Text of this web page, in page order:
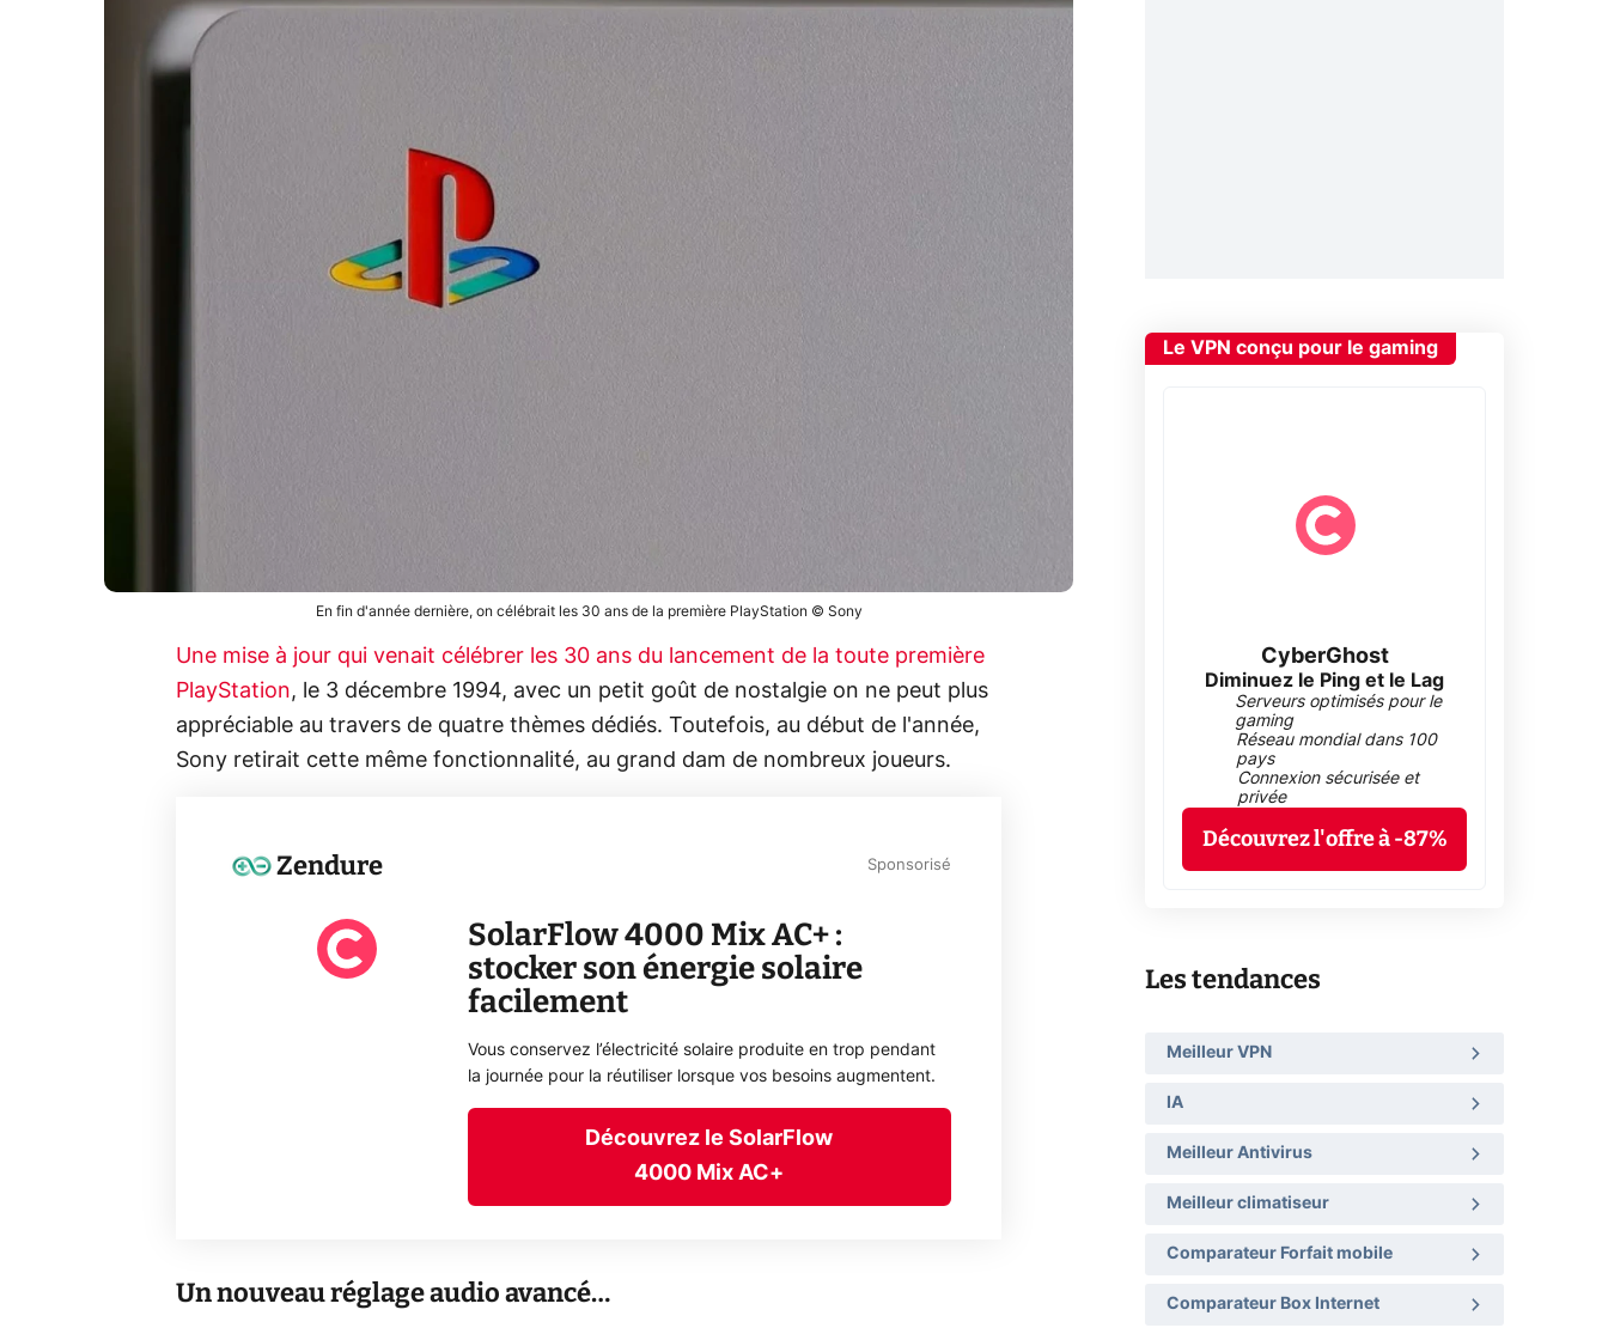
En fin d'année dernière, on célébrait les 30 ans de la première PlayStation © Sony
Une mise à jour qui venait célébrer les 30 ans du lancement de la toute première
PlayStation, le 3 décembre 1994, avec un petit goût de nostalgie on ne peut plus
appréciable au travers de quatre thèmes dédiés. Toutefois, au début de l'année,
Sony retirait cette même fonctionnalité, au grand dam de nombreux joueurs.
Zendure Sponsorisé
SolarFlow 4000 Mix AC+ :
stocker son énergie solaire
facilement
Vous conservez l’électricité solaire produite en trop pendant
la journée pour la réutiliser lorsque vos besoins augmentent.
Découvrez le SolarFlow
4000 Mix AC+
Un nouveau réglage audio avancé…
Le VPN conçu pour le gaming
CyberGhost
Diminuez le Ping et le Lag
Serveurs optimisés pour le
gaming
Réseau mondial dans 100
pays
Connexion sécurisée et
privée
Découvrez l'offre à -87%
Les tendances
Meilleur VPN
IA
Meilleur Antivirus
Meilleur climatiseur
Comparateur Forfait mobile
Comparateur Box Internet